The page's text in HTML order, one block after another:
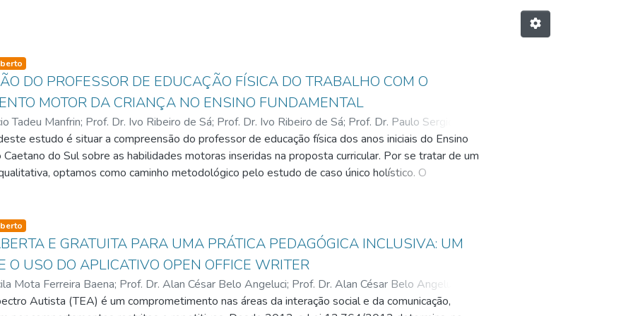
type
DO PROFESSOR DE EDUCAÇÃO FÍSICA DO TRABALHO COM O
MOTOR DA CRIANÇA NO ENSINO FUNDAMENTAL
Tadeu Manfrin; Prof. Dr. Ivo Ribeiro de Sá; Prof. Dr. Ivo Ribeiro de Sá; Prof. Dr. Paulo Sergio
Maria Ayres de Godoy
estudo é situar a compreensão do professor de educação física dos anos iniciais do Ensino
do Sul sobre as habilidades motoras inseridas na proposta curricular. Por se tratar de um
optamos como caminho metodológico pelo estudo de caso único holístico. O
sobre as questões teóricas relacionadas ao desenvolvimento motor da criança. A partir
imprecisões e dificuldades foram identificadas, associadas ao desenvolvimento da
aproximações e distanciamentos entre o discurso docente e a construção teórica sobre o
proposta nas orientações curriculares do município. Como produto final, elaboramos uma
continuada para os professores de educação física, que foi dividida em quatro encontros, cada um
específica que dialogava com o tema e com os objetivos da dissertação. Criamos, assim,
type
E GRATUITA PARA UMA PRÁTICA PEDAGÓGICA INCLUSIVA: UM
O USO DO APLICATIVO OPEN OFFICE WRITER
Mota Ferreira Baena; Prof. Dr. Alan César Belo Angeluci; Prof. Dr. Alan César Belo Angeluci
Costa Renders ;Prof. Dra. Roseli de Deus Lopes
Autista (TEA) é um comprometimento nas áreas da interação social e da comunicação,